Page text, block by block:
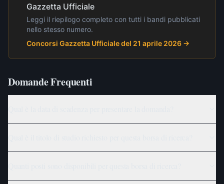
Gazzetta Ufficiale
Leggi il riepilogo completo con tutti i bandi pubblicati
nello stesso numero.
Concorsi Gazzetta Ufficiale del 21 aprile 2026 →
Domande Frequenti